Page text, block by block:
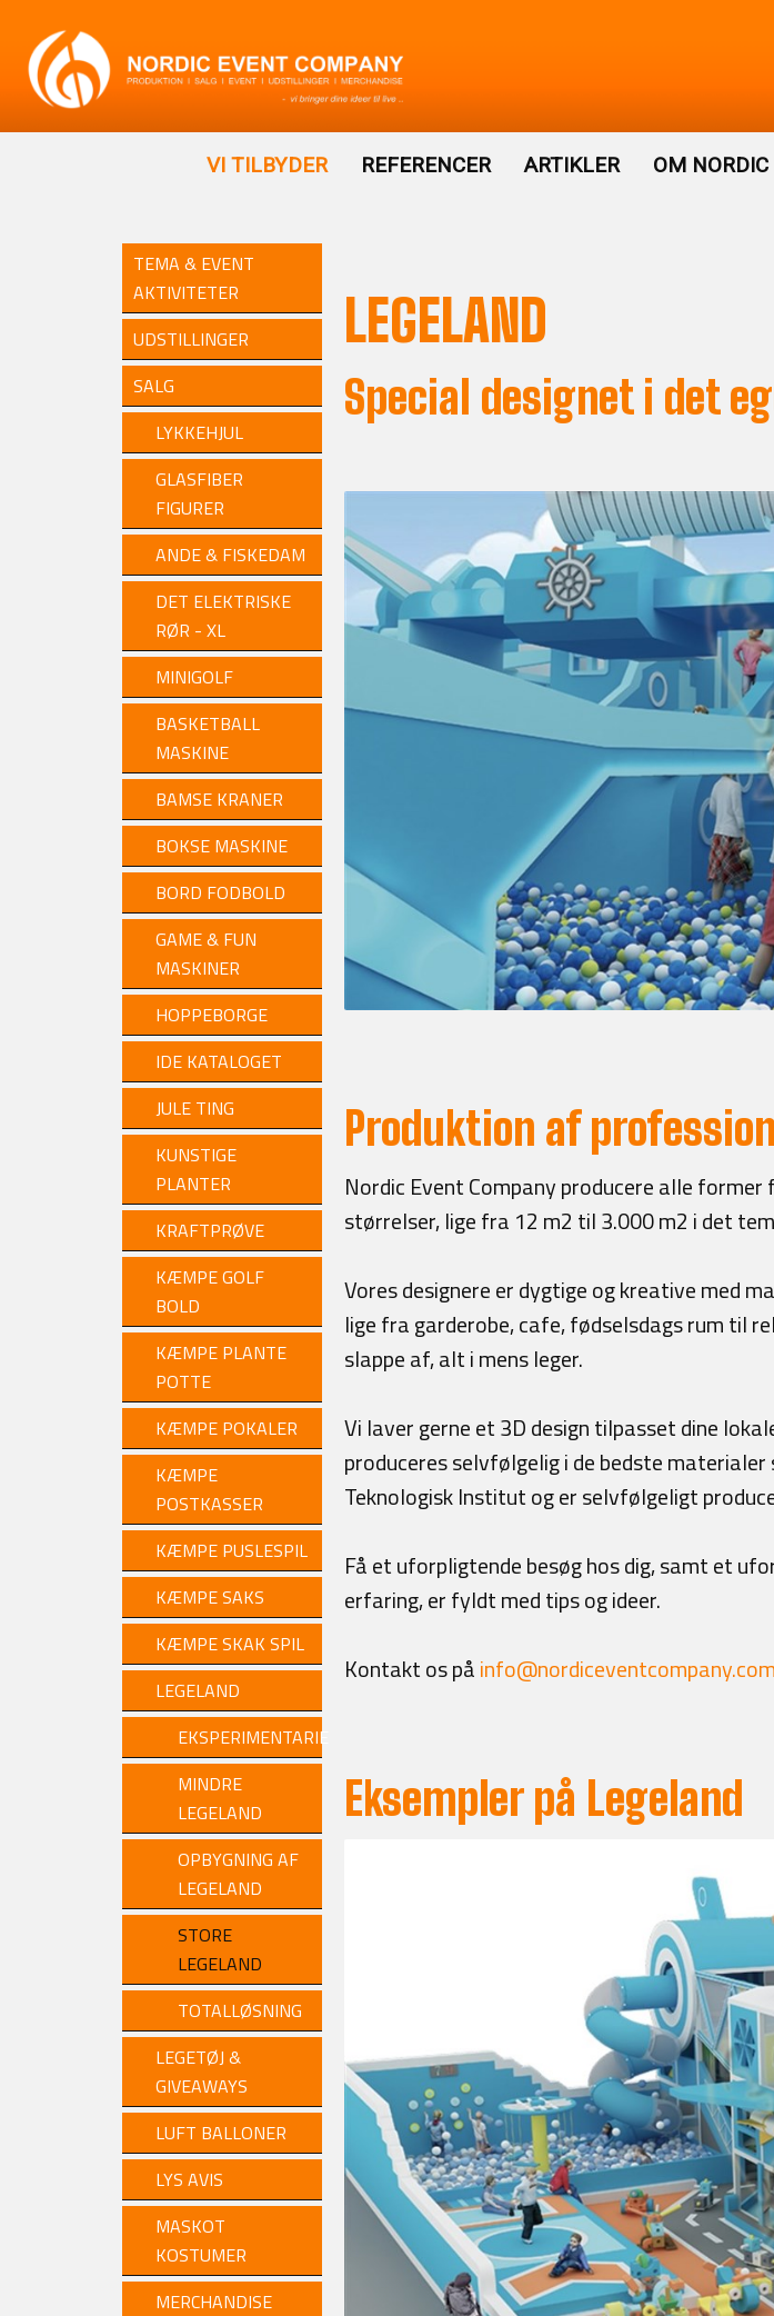
VI TILBYDER REFERENCER ARTIKLER OM
TEMA & EVENT
AKTIVITETER
UDSTILLINGER
SALG
LYKKEHJUL
GLASFIBER
FIGURER
ANDE & FISKEDAM
DET ELEKTRISKE
RØR - XL
MINIGOLF
BASKETBALL
MASKINE
BAMSE KRANER
BOKSE MASKINE
BORD FODBOLD
GAME & FUN
MASKINER
HOPPEBORGE
IDE KATALOGET
JULE TING
KUNSTIGE
PLANTER
KRAFTPRØVE
KÆMPE GOLF
BOLD
KÆMPE PLANTE
POTTE
KÆMPE POKALER
KÆMPE
POSTKASSER
KÆMPE PUSLESPIL
KÆMPE SAKS
KÆMPE SKAK SPIL
LEGELAND
EKSPERIMENTARIE
MINDRE
LEGELAND
OPBYGNING AF
LEGELAND
STORE
LEGELAND
TOTALLØSNING
LEGETØJ &
GIVEAWAYS
LUFT BALLONER
LYS AVIS
MASKOT
KOSTUMER
MERCHANDISE
LEGELAND
Special designet i det
Produktion af
Nordic Event Company producere alle
størrelser, lige fra 12 m2 til 3.000 m2 i det
Vores designere er dygtige og kreative med
lige fra garderobe, cafe, fødselsdags rum til
slappe af, alt i mens leger.
Vi laver gerne et 3D design tilpasset dine
produceres selvfølgelig i de bedste
Teknologisk Institut og er selvfølgeligt
Få et uforpligtende besøg hos dig, samt et
erfaring, er fyldt med tips og ideer.
Kontakt os påinfo@nordiceventcompany.com
Eksempler på Legeland